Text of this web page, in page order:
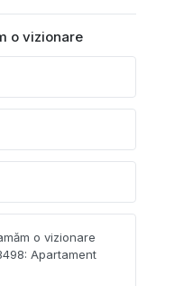
o vizionare